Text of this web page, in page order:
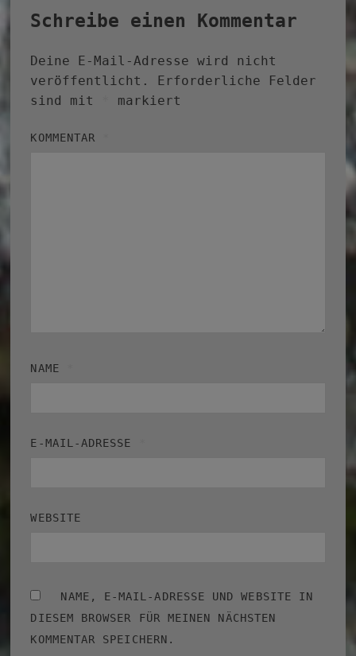
Schreibe einen Kommentar
Deine E-Mail-Adresse wird nicht
veröffentlicht.
Erforderliche Felder
sind mit
markiert
KOMMENTAR
NAME
E-MAIL-ADRESSE
WEBSITE
NAME, E-MAIL-ADRESSE UND WEBSITE IN
DIESEM BROWSER FÜR MEINEN NÄCHSTEN
KOMMENTAR SPEICHERN.